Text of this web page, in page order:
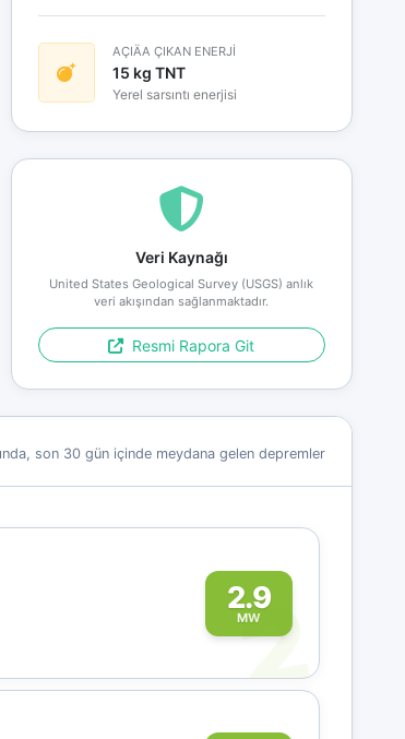
AÇIÄA ÇIKAN ENERJİ
15 kg TNT
Yerel sarsıntı enerjisi
Veri Kaynağı
United States Geological Survey (USGS) anlık
veri akışından sağlanmaktadır.
Resmi Rapora Git
son 30 gün içinde meydana gelen depremler
2.9
MW
2